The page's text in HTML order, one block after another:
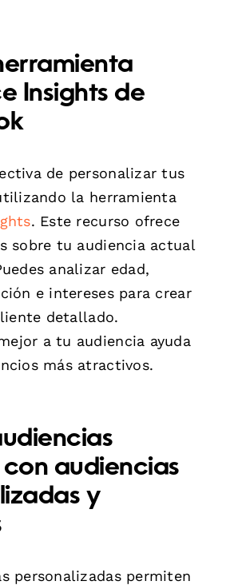
Insights de
de personalizar tus
la herramienta
. Este recurso ofrece
sobre tu audiencia actual
analizar edad,
e intereses para crear
detallado.
a tu audiencia ayuda
más atractivos.
audiencias
y
personalizadas permiten